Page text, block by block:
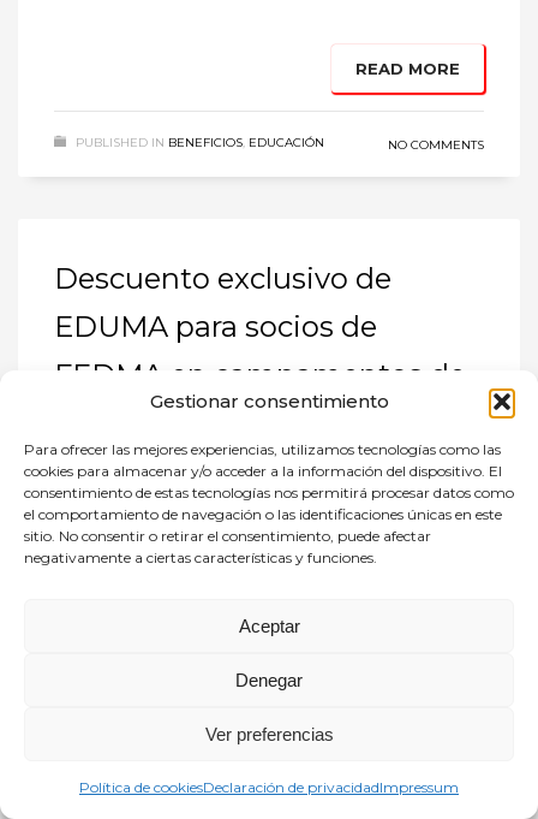
Gestionar consentimiento
Para ofrecer las mejores experiencias, utilizamos tecnologías como las
cookies para almacenar y/o acceder a la información del dispositivo. El
consentimiento de estas tecnologías nos permitirá procesar datos como
el comportamiento de navegación o las identificaciones únicas en este
sitio. No consentir o retirar el consentimiento, puede afectar
negativamente a ciertas características y funciones.
Aceptar
Denegar
Ver preferencias
Política de cookiesDeclaración de privacidadImpressum
READ MORE
PUBLISHED IN BENEFICIOS, EDUCACIÓN NO COMMENTS
Descuento exclusivo de
EDUMA para socios de
FEDMA en campamentos de
MIÉRCOLES, 25 MARZO 2026